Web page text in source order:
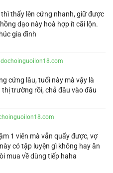
thấy lên cứng nhanh, giữ được
dạo này hoà hợp ít cãi lộn.
gia đình
cứng lâu, tuổi này mà vậy là
trường rồi, chả đâu vào đâu
1 viên mà vẫn quẩy được, vợ
có tập luyện gì không hay ăn
mua về dùng tiếp haha